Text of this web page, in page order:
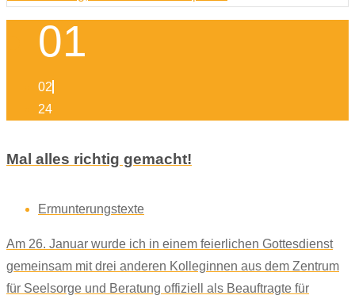
01
02
24
Mal alles richtig gemacht!
Ermunterungstexte
Am 26. Januar wurde ich in einem feierlichen Gottesdienst
gemeinsam mit drei anderen Kolleginnen aus dem Zentrum
für Seelsorge und Beratung offiziell als Beauftragte für